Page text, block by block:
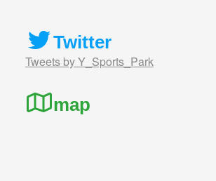
Twitter
Tweets by Y_Sports_Park
map